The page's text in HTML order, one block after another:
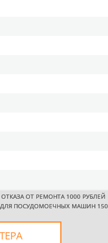
ОТ РЕМОНТА 1000 РУБЛЕЙ
ПОСУДОМОЕЧНЫХ МАШИН